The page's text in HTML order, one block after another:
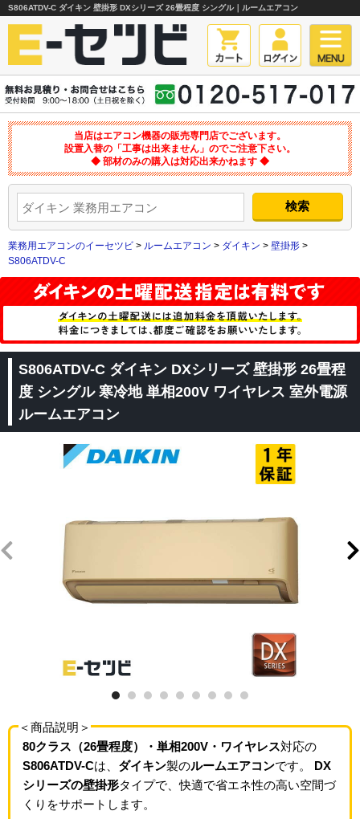
S806ATDV-C ダイキン 壁掛形 DXシリーズ 26畳程度 シングル｜ルームエアコン
当店はエアコン機器の販売専門店でございます。
設置入替の「工事は出来ません」のでご注意下さい。
◆ 部材のみの購入は対応出来かねます ◆
業務用エアコンのイーセツビ > ルームエアコン > ダイキン > 壁掛形 >
S806ATDV-C
S806ATDV-C ダイキン DXシリーズ 壁掛形 26畳程
度 シングル 寒冷地 単相200V ワイヤレス 室外電源
ルームエアコン
＜商品説明＞
80クラス（26畳程度）・単相200V・ワイヤレス対応の
S806ATDV-Cは、 ダイキン製のルームエアコンです。 DX
シリーズの壁掛形タイプで、快適で省エネ性の高い空間づ
くりをサポートします。